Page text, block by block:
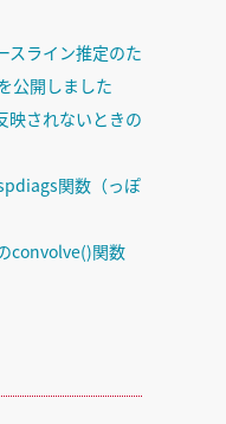
スライン推定のた
公開しました
されないときの
関数（っぽ
convolve()関数